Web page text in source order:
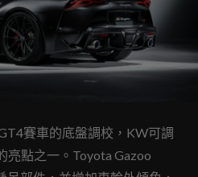
賽車的底盤調校，KW可調
亮點之一。Toyota Gazoo